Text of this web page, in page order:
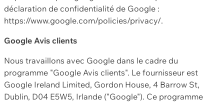
déclaration de confidentialité de Google :
https://www.google.com/policies/privacy/.
Google Avis clients
Nous travaillons avec Google dans le cadre du
programme "Google Avis clients". Le fournisseur est
Google Ireland Limited, Gordon House, 4 Barrow St,
Dublin, D04 E5W5, Irlande ("Google"). Ce programme